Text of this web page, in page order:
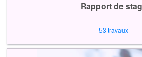
Rapport de
53 travaux